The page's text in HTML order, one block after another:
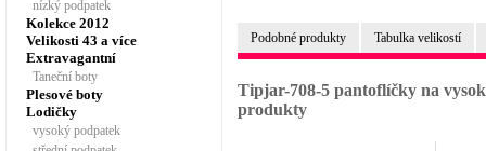
nízký podpatek
Kolekce 2012
Velikosti 43 a více
Extravagantní
Taneční boty
Plesové boty
Lodičky
vysoký podpatek
Podobné produkty Tabulka velikostí
Tipjar-708-5 pantoflíčky na
produkty